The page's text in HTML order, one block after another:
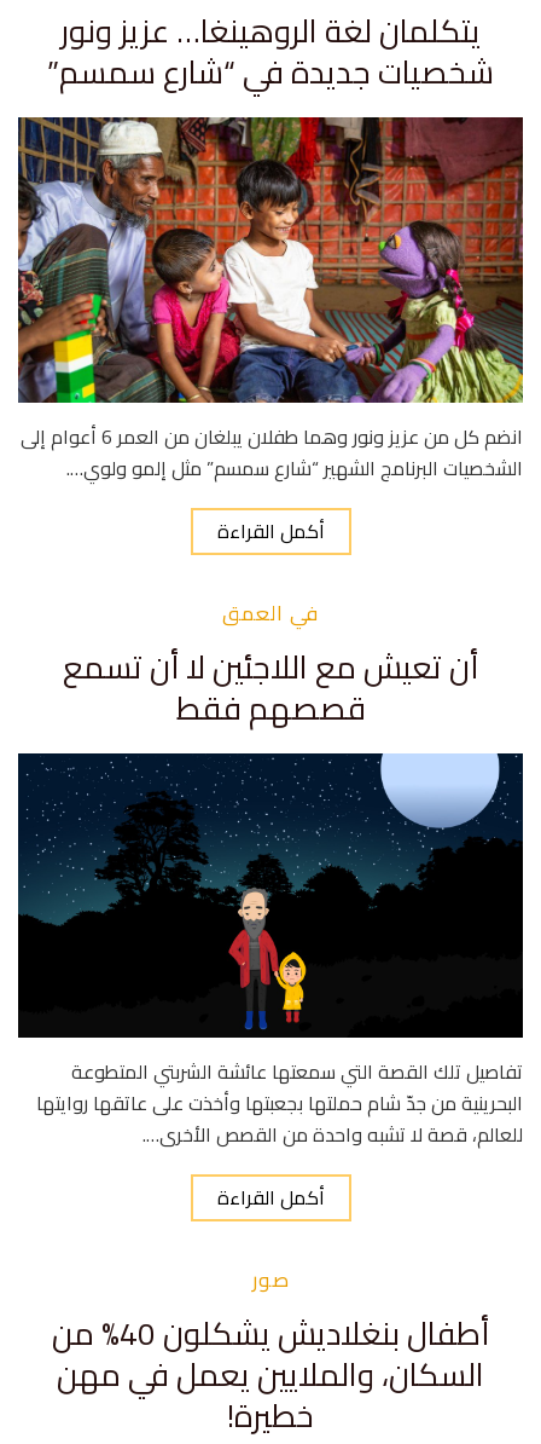
يتكلمان لغة الروهينغا… عزيز ونور
شخصيات جديدة في “شارع سمسم”
انضم كل من عزيز ونور وهما طفلان يبلغان من العمر 6 أعوام إلى
الشخصيات البرنامج الشهير “شارع سمسم” مثل إلمو ولوي….
أكمل القراءة
في العمق
أن تعيش مع اللاجئين لا أن تسمع
قصصهم فقط
تفاصيل تلك القصة التي سمعتها عائشة الشربتي المتطوعة
البحرينية من جدّ شام حملتها بجعبتها وأخذت على عاتقها روايتها
للعالم، قصة لا تشبه واحدة من القصص الأخرى….
أكمل القراءة
صور
أطفال بنغلاديش يشكلون 40% من
السكان، والملايين يعمل في مهن
خطيرة!